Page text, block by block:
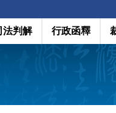
法判解 行政函釋